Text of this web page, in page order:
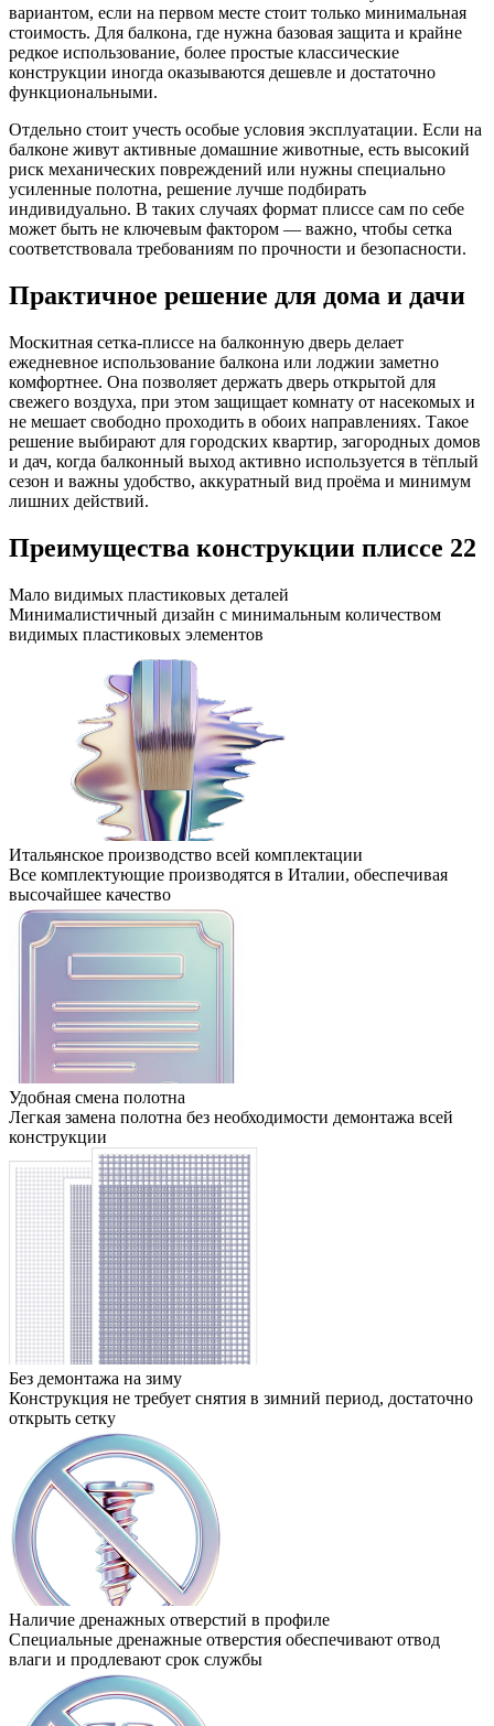
вариантом, если на первом месте стоит только минимальная
стоимость. Для балкона, где нужна базовая защита и крайне
редкое использование, более простые классические
конструкции иногда оказываются дешевле и достаточно
функциональными.
Отдельно стоит учесть особые условия эксплуатации. Если на
балконе живут активные домашние животные, есть высокий
риск механических повреждений или нужны специально
усиленные полотна, решение лучше подбирать
индивидуально. В таких случаях формат плиссе сам по себе
может быть не ключевым фактором — важно, чтобы сетка
соответствовала требованиям по прочности и безопасности.
Практичное решение для дома и дачи
Москитная сетка-плиссе на балконную дверь делает
ежедневное использование балкона или лоджии заметно
комфортнее. Она позволяет держать дверь открытой для
свежего воздуха, при этом защищает комнату от насекомых и
не мешает свободно проходить в обоих направлениях. Такое
решение выбирают для городских квартир, загородных домов
и дач, когда балконный выход активно используется в тёплый
сезон и важны удобство, аккуратный вид проёма и минимум
лишних действий.
Преимущества конструкции плиссе 22
Мало видимых пластиковых деталей
Минималистичный дизайн с минимальным количеством
видимых пластиковых элементов
Итальянское производство всей комплектации
Все комплектующие производятся в Италии, обеспечивая
высочайшее качество
Удобная смена полотна
Легкая замена полотна без необходимости демонтажа всей
конструкции
Без демонтажа на зиму
Конструкция не требует снятия в зимний период, достаточно
открыть сетку
Наличие дренажных отверстий в профиле
Специальные дренажные отверстия обеспечивают отвод
влаги и продлевают срок службы